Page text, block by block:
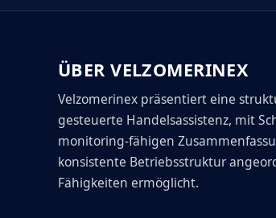
ÜBER VELZOMERINEX
Velzomerinex präsentiert eine
gesteuerte Handelsassistenz, mit
monitoring-fähigen
konsistente Betriebsstruktur
Fähigkeiten ermöglicht.